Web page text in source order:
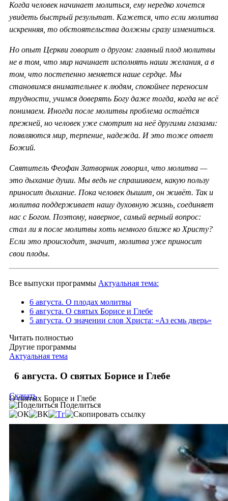
Когда человек начинает молиться, ему нередко хочется
увидеть быстрый результат. Кажется, что если молитва
искренняя, то обстоятельства должны сразу измениться.
Но опыт Церкви говорит о другом: главный плод молитвы
не в том, что мир начинает исполнять наши желания, а в
том, что постепенно меняется наше сердце. Мы
становимся внимательнее к людям, спокойнее переносим
трудности, учимся доверять Богу даже тогда, когда не всё
понимаем. Иногда после молитвы проблема остаётся
прежней, но человек уже смотрит на неё другими глазами:
появляются мир, терпение, надежда. И это тоже ответ
Божий.
Святитель Феофан Затворник говорил, что молитва —
это дыхание души. Мы ведь не спрашиваем, какую пользу
приносит дыхание. Пока человек дышит, он живёт. Так и
молитва поддерживает нашу духовную жизнь, соединяет
нас с Богом. Поэтому, наверное, самый верный вопрос:
стал ли я после молитвы хоть немного ближе ко Христу?
Если это происходит, значит, молитва уже приносит
свои плоды.
Все выпуски программы Актуальная тема:
6 августа. О плодах молитвы
6 августа. О святых Борисе и Глебе
5 августа. О значении слов Христа: «Аз есмь дверь»
Читать полностью
Другие программы
Актуальная тема
6 августа. О святых Борисе и Глебе
О святых Борисе и Глебе
Скачать
Поделиться